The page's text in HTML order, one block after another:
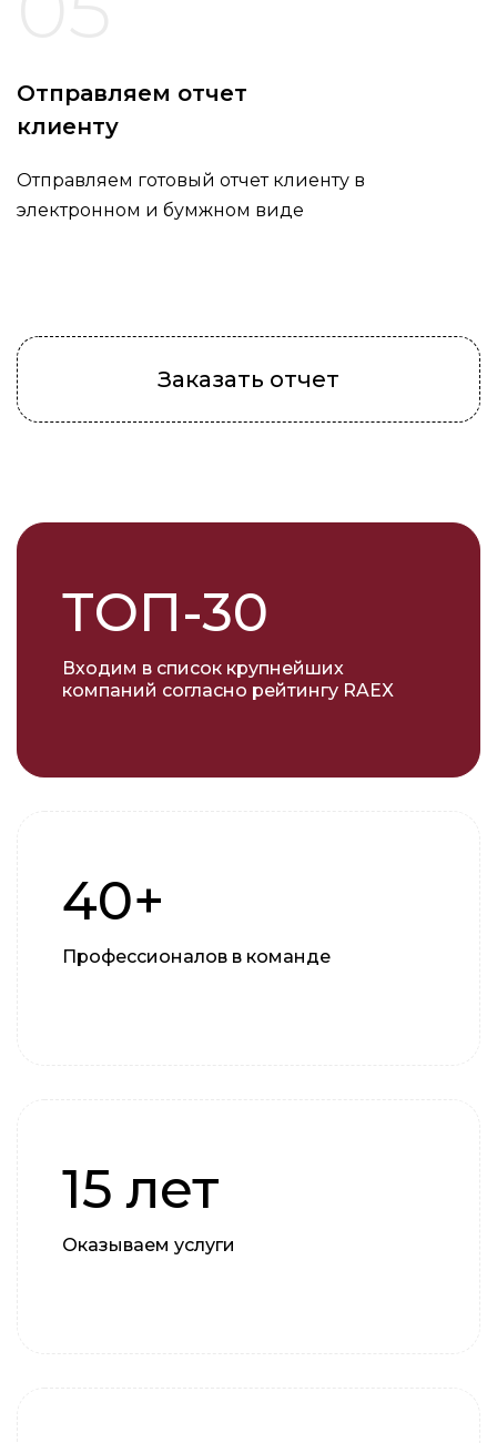
Отправляем отчет
клиенту
Отправляем готовый отчет клиенту в
электронном и бумжном виде
Заказать отчет
ТОП-30
Входим в список крупнейших
компаний согласно рейтингу RAEX
40+
Профессионалов в команде
15 лет
Оказываем услуги